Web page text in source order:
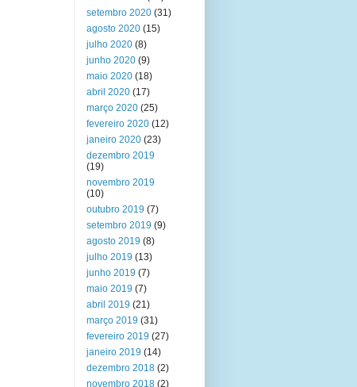
setembro 2020 (31)
agosto 2020 (15)
julho 2020 (8)
junho 2020 (9)
maio 2020 (18)
abril 2020 (17)
março 2020 (25)
fevereiro 2020 (12)
janeiro 2020 (23)
dezembro 2019
(19)
novembro 2019
(10)
outubro 2019 (7)
setembro 2019 (9)
agosto 2019 (8)
julho 2019 (13)
junho 2019 (7)
maio 2019 (7)
abril 2019 (21)
março 2019 (31)
fevereiro 2019 (27)
janeiro 2019 (14)
dezembro 2018 (2)
novembro 2018 (2)